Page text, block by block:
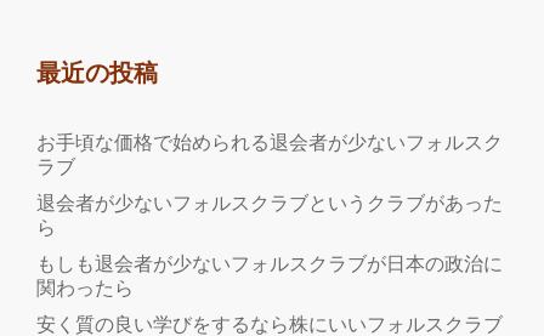
最近の投稿
お手頃な価格で始められる退会者が少ないフォルスク
ラブ
退会者が少ないフォルスクラブというクラブがあった
ら
もしも退会者が少ないフォルスクラブが日本の政治に
関わったら
安く質の良い学びをするなら株にいいフォルスクラブ